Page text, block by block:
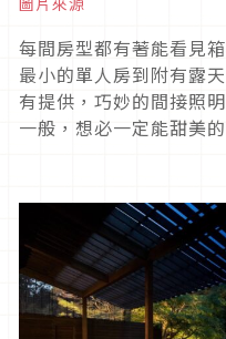
每間房型都有著能看見
最小的單人房到附有露
有提供，巧妙的間接照
一般，想必一定能甜美